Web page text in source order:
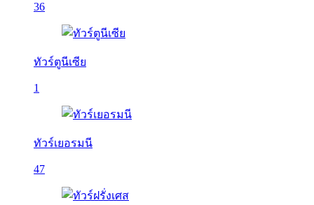
36
ทัวร์ตูนีเซีย
1
ทัวร์เยอรมนี
47